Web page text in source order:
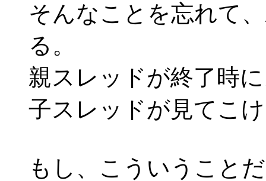
そんなことを忘れて
る。
親スレッドが終了時
子スレッドが見てこ
もし、こういうこと